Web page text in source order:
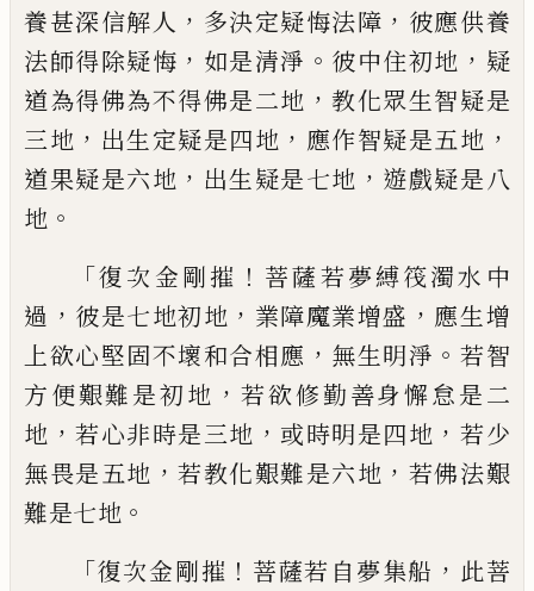
養甚深信解人 ， 多決定疑悔法障 ， 彼應供養
法師得除疑悔 ， 如是清淨 。 彼中住初地 ， 疑
道為得佛為不得佛是二地 ，教化眾生智疑是
三地 ， 出生定疑是四地 ， 應作智疑是五地 ，
道果疑是六地 ， 出生疑是七地 ， 遊戲疑是八
地 。
「復次金剛摧 ！ 菩薩若夢縛筏濁水中
過 ， 彼是七地初地 ， 業障魔業增盛 ， 應生增
上欲心堅固不壞和合相應 ， 無生明淨 。若智
方便艱難是初地 ，若欲修勤善身懈怠是二
地 ，若心非時是三地 ， 或時明是四地 ，若少
無畏是五地 ，若教化艱難是六地 ， 若佛法艱
難是七地 。
「復次金剛摧 ！ 菩薩若自夢集船 ， 此菩